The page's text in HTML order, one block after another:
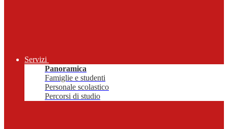
Servizi
Panoramica
Famiglie e studenti
Personale scolastico
Percorsi di studio